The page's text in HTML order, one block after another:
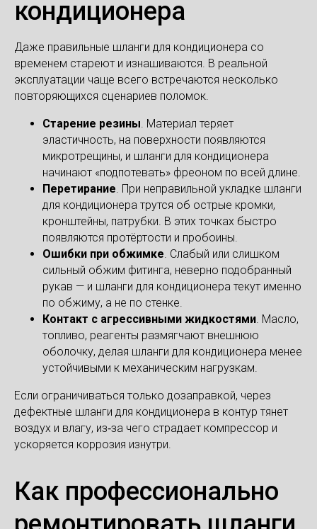
кондиционера
Даже правильные шланги для кондиционера со
временем стареют и изнашиваются. В реальной
эксплуатации чаще всего встречаются несколько
повторяющихся сценариев поломок.
Старение резины. Материал теряет
эластичность, на поверхности появляются
микротрещины, и шланги для кондиционера
начинают «подпотевать» фреоном по всей длине.
Перетирание. При неправильной укладке шланги
для кондиционера трутся об острые кромки,
кронштейны, патрубки. В этих точках быстро
появляются протёртости и пробоины.
Ошибки при обжимке. Слабый или слишком
сильный обжим фитинга, неверно подобранный
рукав — и шланги для кондиционера текут именно
по обжиму, а не по стенке.
Контакт с агрессивными жидкостями. Масло,
топливо, реагенты размягчают внешнюю
оболочку, делая шланги для кондиционера менее
устойчивыми к механическим нагрузкам.
Если ограничиваться только дозаправкой, через
дефектные шланги для кондиционера в контур тянет
воздух и влагу, из‑за чего страдает компрессор и
ускоряется коррозия изнутри.
Как профессионально